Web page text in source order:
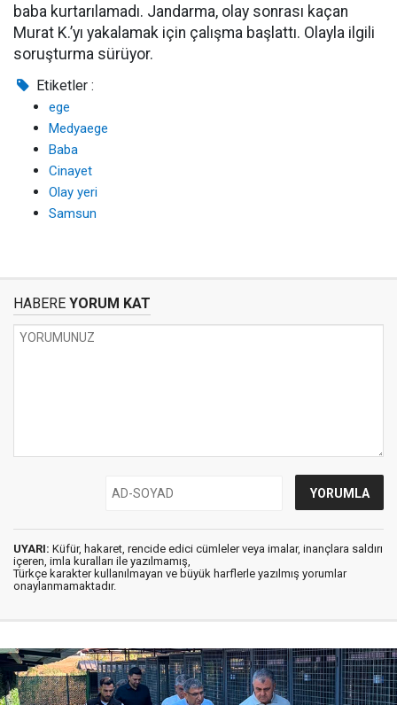
baba kurtarılamadı. Jandarma, olay sonrası kaçan
Murat K.’yı yakalamak için çalışma başlattı. Olayla ilgili
soruşturma sürüyor.
Etiketler :
ege
Medyaege
Baba
Cinayet
Olay yeri
Samsun
HABERE YORUM KAT
UYARI: Küfür, hakaret, rencide edici cümleler veya imalar, inançlara saldırı
içeren, imla kuralları ile yazılmamış,
Türkçe karakter kullanılmayan ve büyük harflerle yazılmış yorumlar
onaylanmamaktadır.